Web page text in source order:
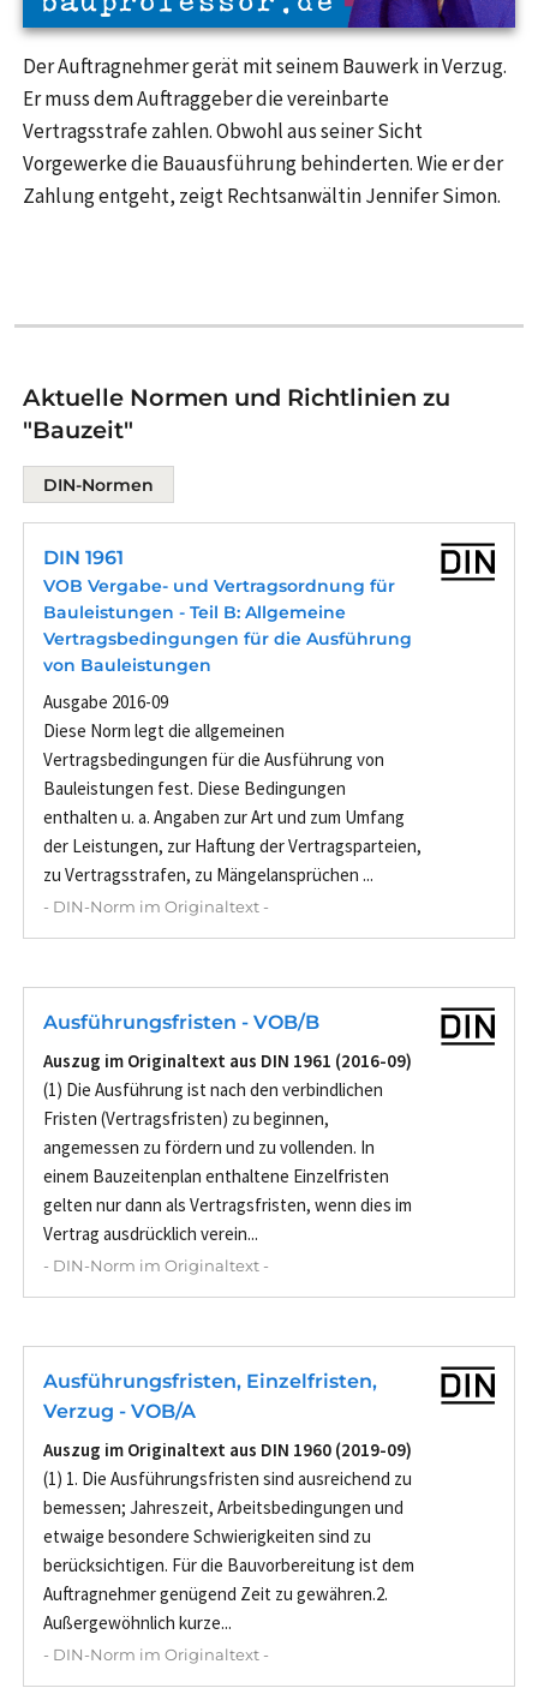
Der Auftragnehmer gerät mit seinem Bauwerk in Verzug.
Er muss dem Auftraggeber die vereinbarte
Vertragsstrafe zahlen. Obwohl aus seiner Sicht
Vorgewerke die Bauausführung behinderten. Wie er der
Zahlung entgeht, zeigt Rechtsanwältin Jennifer Simon.
Aktuelle Normen und Richtlinien zu
"Bauzeit"
DIN-Normen
DIN 1961
VOB Vergabe- und Vertragsordnung für
Bauleistungen - Teil B: Allgemeine
Vertragsbedingungen für die Ausführung
von Bauleistungen
Ausgabe 2016-09
Diese Norm legt die allgemeinen
Vertragsbedingungen für die Ausführung von
Bauleistungen fest. Diese Bedingungen
enthalten u. a. Angaben zur Art und zum Umfang
der Leistungen, zur Haftung der Vertragsparteien,
zu Vertragsstrafen, zu Mängelansprüchen ...
- DIN-Norm im Originaltext -
Ausführungsfristen - VOB/B
Auszug im Originaltext aus DIN 1961 (2016-09)
(1) Die Ausführung ist nach den verbindlichen
Fristen (Vertragsfristen) zu beginnen,
angemessen zu fördern und zu vollenden. In
einem Bauzeitenplan enthaltene Einzelfristen
gelten nur dann als Vertragsfristen, wenn dies im
Vertrag ausdrücklich verein...
- DIN-Norm im Originaltext -
Ausführungsfristen, Einzelfristen,
Verzug - VOB/A
Auszug im Originaltext aus DIN 1960 (2019-09)
(1) 1. Die Ausführungsfristen sind ausreichend zu
bemessen; Jahreszeit, Arbeitsbedingungen und
etwaige besondere Schwierigkeiten sind zu
berücksichtigen. Für die Bauvorbereitung ist dem
Auftragnehmer genügend Zeit zu gewähren.2.
Außergewöhnlich kurze...
- DIN-Norm im Originaltext -